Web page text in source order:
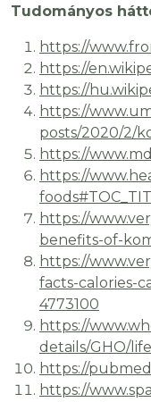
Tudományos
https://
https://
https://
https://
posts/2020/2/
https://
https://
https://
benefits-of-
https://
facts-calories-
4773100
https://
details/GHO/
https://
https://